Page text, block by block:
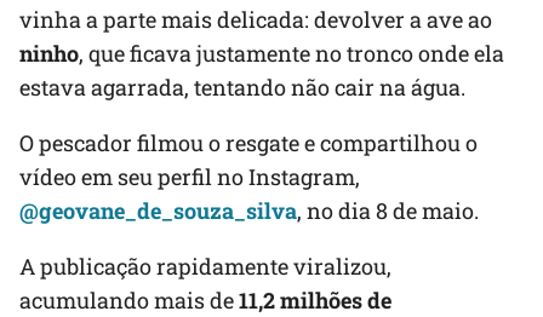
vinha a parte mais delicada: devolver a ave ao
ninho, que ficava justamente no tronco onde ela
estava agarrada, tentando não cair na água.
O pescador filmou o resgate e compartilhou o
vídeo em seu perfil no Instagram,
@geovane_de_souza_silva, no dia 8 de maio.
A publicação rapidamente viralizou,
acumulando mais de11,2 milhões de